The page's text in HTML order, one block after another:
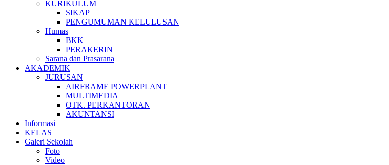
KURIKULUM
SIKAP
PENGUMUMAN KELULUSAN
Humas
BKK
PERAKERIN
Sarana dan Prasarana
AKADEMIK
JURUSAN
AIRFRAME POWERPLANT
MULTIMEDIA
OTK. PERKANTORAN
AKUNTANSI
Informasi
KELAS
Galeri Sekolah
Foto
Video